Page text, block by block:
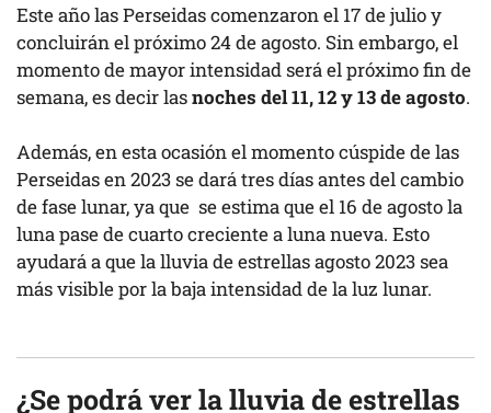
Este año las Perseidas comenzaron el 17 de julio y
concluirán el próximo 24 de agosto. Sin embargo, el
momento de mayor intensidad será el próximo fin de
semana, es decir lasnoches del 11, 12 y 13 de agosto.
Además, en esta ocasión el momento cúspide de las
Perseidas en 2023 se dará tres días antes del cambio
de fase lunar, ya que se estima que el 16 de agosto la
luna pase de cuarto creciente a luna nueva. Esto
ayudará a que la lluvia de estrellas agosto 2023 sea
más visible por la baja intensidad de la luz lunar.
¿Se podrá ver la lluvia de estrellas